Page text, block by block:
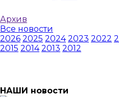
Архив
Все новости
2026 2025 2024 2023 2022
2015 2014 2013 2012
НАШИ новости